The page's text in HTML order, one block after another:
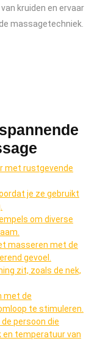
kruiden en ervaar
massagetechniek.
met rustgevende
je ze gebruikt
om diverse
masseren met de
gevoel.
zit, zoals de nek,
met de
te stimuleren.
persoon die
en temperatuur van